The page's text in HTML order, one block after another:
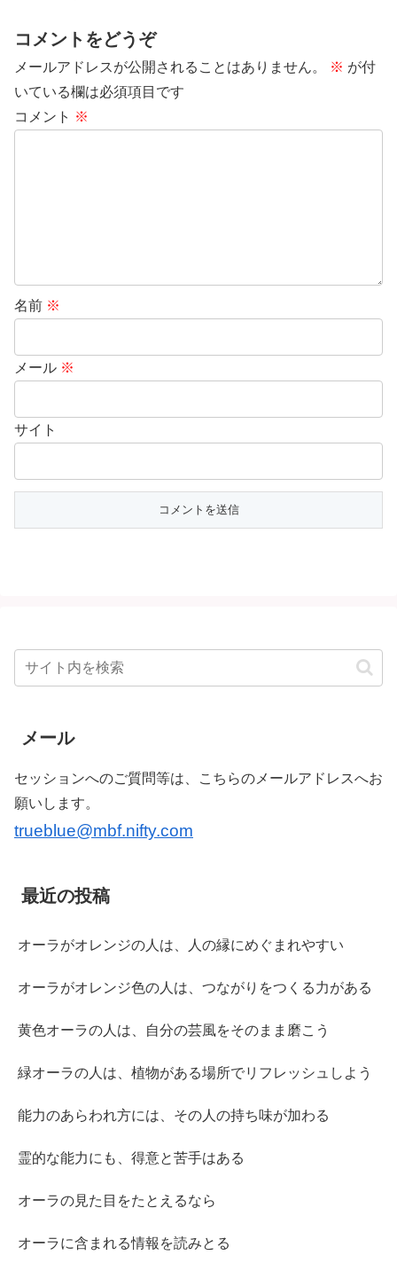
コメントをどうぞ
メールアドレスが公開されることはありません。 ※ が付
いている欄は必須項目です
コメント ※
名前 ※
メール ※
サイト
メール
セッションへのご質問等は、こちらのメールアドレスへお
願いします。
trueblue@mbf.nifty.com
最近の投稿
オーラがオレンジの人は、人の縁にめぐまれやすい
オーラがオレンジ色の人は、つながりをつくる力がある
黄色オーラの人は、自分の芸風をそのまま磨こう
緑オーラの人は、植物がある場所でリフレッシュしよう
能力のあらわれ方には、その人の持ち味が加わる
霊的な能力にも、得意と苦手はある
オーラの見た目をたとえるなら
オーラに含まれる情報を読みとる